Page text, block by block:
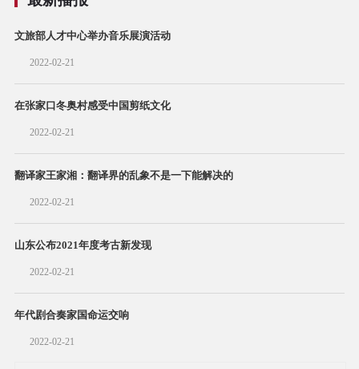
文旅部人才中心举办音乐展演活动
2022-02-21
在张家口冬奥村感受中国剪纸文化
2022-02-21
翻译家王家湘：翻译界的乱象不是一下能解决的
2022-02-21
山东公布2021年度考古新发现
2022-02-21
年代剧合奏家国命运交响
2022-02-21